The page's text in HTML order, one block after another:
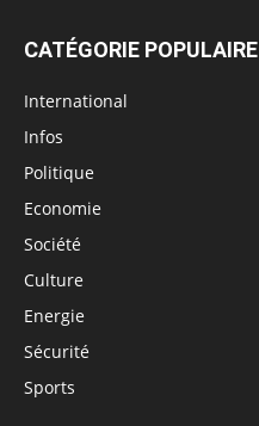
CATÉGORIE POPULAIRE
International
Infos
Politique
Economie
Société
Culture
Energie
Sécurité
Sports